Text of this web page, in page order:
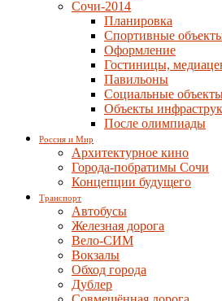
Сочи-2014
Планировка
Спортивные
Оформление
Гостиницы,
Павильоны
Социальные
Объекты
После олимпиады
Россия и Мир
Архитектурное кино
Города-побратимы Сочи
Концепции будущего
Транспорт
Автобусы
Железная дорога
Вело-СИМ
Вокзалы
Обход города
Дублер